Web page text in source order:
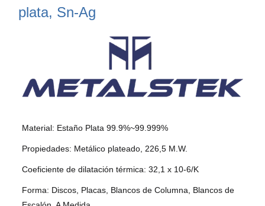
plata, Sn-Ag
Material: Estaño Plata 99.9%~99.999%
Propiedades: Metálico plateado, 226,5 M.W.
Coeficiente de dilatación térmica: 32,1 x 10-6/K
Forma: Discos, Placas, Blancos de Columna, Blancos de